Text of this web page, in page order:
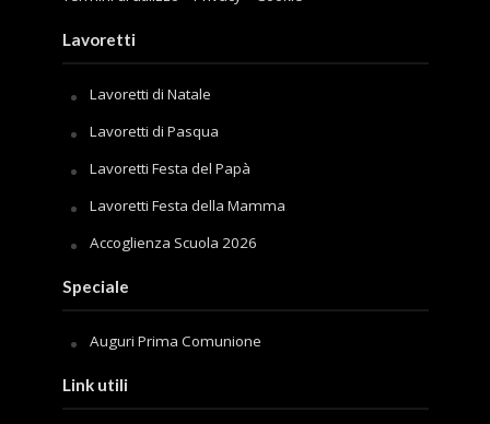
Lavoretti
Lavoretti di Natale
Lavoretti di Pasqua
Lavoretti Festa del Papà
Lavoretti Festa della Mamma
Accoglienza Scuola 2026
Speciale
Auguri Prima Comunione
Link utili